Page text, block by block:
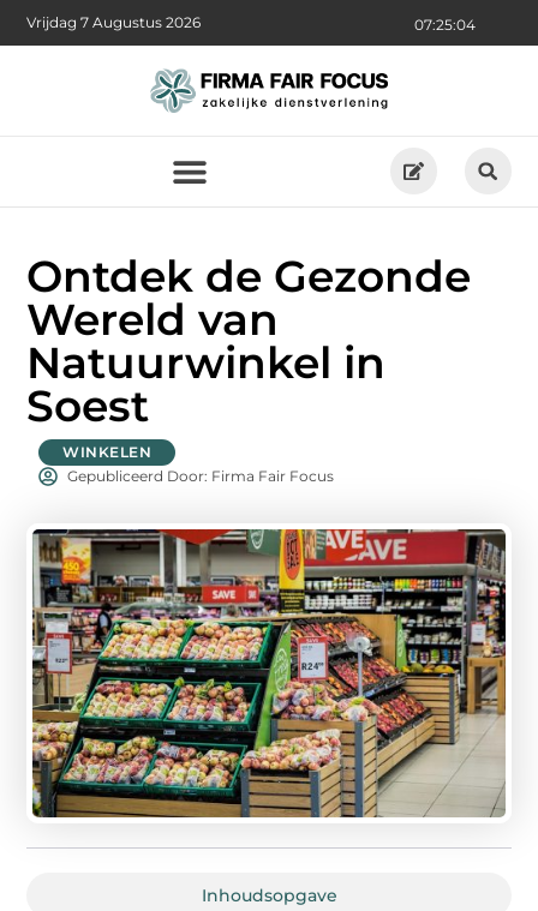
07:25:06
Vrijdag 7 Augustus 2026
Ontdek de Gezonde
Wereld van
Natuurwinkel in
Soest
WINKELEN
Gepubliceerd Door: Firma Fair Focus
Inhoudsopgave